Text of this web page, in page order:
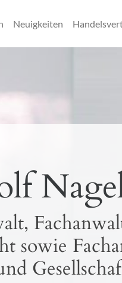
Neuigkeiten
sowie